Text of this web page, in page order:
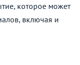
которое может
включая и